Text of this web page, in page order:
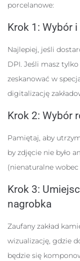
porcelanowe:
Krok 1: Wybór
Najlepiej, jeśli
DPI. Jeśli masz
zeskanować w
digitalizację
Krok 2: Wybór
Pamiętaj, aby
by zdjęcie nie było
(nienaturalne
Krok 3:
nagrobka
Zaufany zakład
wizualizację, gdzie
będzie się